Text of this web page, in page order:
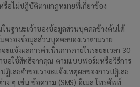
อไม่ปฏิบัติตามกฎหมายที่เกี่ยวข้อง
นฐานะเจ้าของข้อมูลส่วนบุคคลข้างต้นได้
รองข้อมูลส่วนบุคคลของเราตามราย
ะแจ้งผลการดำเนินการภายในระยะเวลา 30
ขอใช้สิทธิจากคุณ ตามแบบฟอร์มหรือวิธีการ
ฏิเสธคำขอเราจะแจ้งเหตุผลของการปฏิเสธ
ง ๆ เช่น ข้อความ (SMS) อีเมล โทรศัพท์